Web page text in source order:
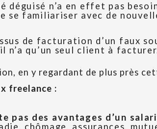
déguisé n’a en effet pas
se familiariser avec de
de facturation d’un faux
n’a qu’un seul client à
en y regardant de plus près
freelance :
pas des avantages d’un
chômage, assurances,